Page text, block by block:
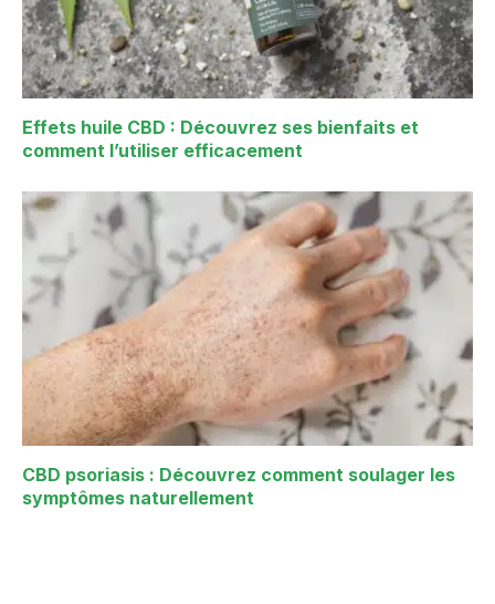
Effets huile CBD : Découvrez ses bienfaits et
comment l’utiliser efficacement
CBD psoriasis : Découvrez comment soulager les
symptômes naturellement